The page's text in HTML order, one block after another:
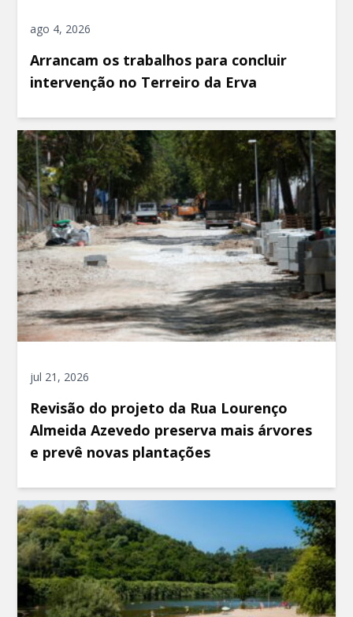
ago 4, 2026
Arrancam os trabalhos para concluir
intervenção no Terreiro da Erva
jul 21, 2026
Revisão do projeto da Rua Lourenço
Almeida Azevedo preserva mais árvores
e prevê novas plantações